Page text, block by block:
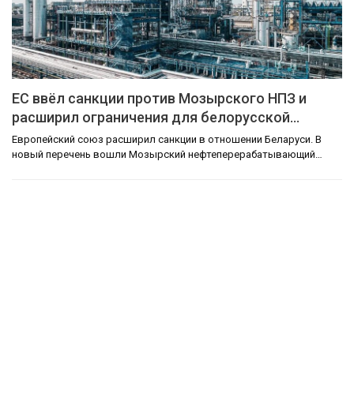
ЕС ввёл санкции против Мозырского НПЗ и
расширил ограничения для белорусской…
Европейский союз расширил санкции в отношении Беларуси. В
новый перечень вошли Мозырский нефтеперерабатывающий…